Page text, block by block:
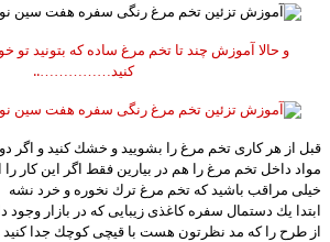
و حالا آموزش چند تا تخم مرغ ساده که بتونید تو
کنید……………..
قبل از هر كاری تخم مرغ را بشویید و خشك كنید و اگر
مواد داخل تخم مرغ را هم در بیارین فقط اگر این كار را
خیلی مراقب باشید كه تخم مرغ ترك نخوره و خرد نشه
ابتدا یك دستمال سفره كاغذی زیبایی كه در بازار وجود
از طرح را كه مد نظرتون هست با قیچی كوچك جدا كنید